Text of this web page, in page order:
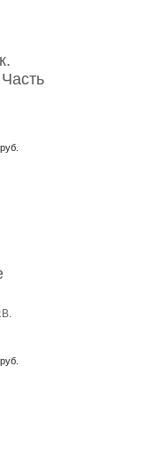
руб.
руб.